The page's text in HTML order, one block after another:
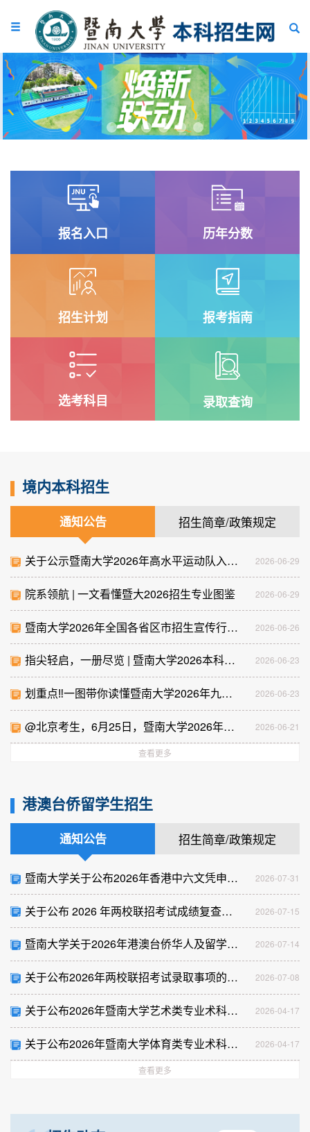
Previous Next
报名入口 历年分数
招生计划 报考指南
选考科目 录取查询
境内本科招生
通知公告 招生简章/政策规定
关于公示暨南大学2026年高水平运动队入围
名单的通知
2026-06-29
院系领航 | 一文看懂暨大2026招生专业图鉴 2026-06-29
暨南大学2026年全国各省区市招生宣传行程
一览
2026-06-26
指尖轻启，一册尽览 | 暨南大学2026本科招
生报考指南电子书正式上线
2026-06-23
划重点‼️一图带你读懂暨南大学2026年九大
招生培养亮点↘️
2026-06-23
@北京考生，6月25日，暨南大学2026年招
生政策宣讲会别错过
2026-06-21
查看更多
港澳台侨留学生招生
通知公告 招生简章/政策规定
暨南大学关于公布2026年香港中六文凭申请
批次录取结果的通知
2026-07-31
关于公布 2026 年两校联招考试成绩复查结
果的通知
2026-07-15
暨南大学关于2026年港澳台侨华人及留学生
本、预科新生入学事宜的通知
2026-07-14
关于公布2026年两校联招考试录取事项的通
知
2026-07-08
关于公布2026年暨南大学艺术类专业术科校
考成绩及公示合格考生名单的通知
2026-04-17
关于公布2026年暨南大学体育类专业术科校
考成绩及公示合格考生名单的通知
2026-04-17
查看更多